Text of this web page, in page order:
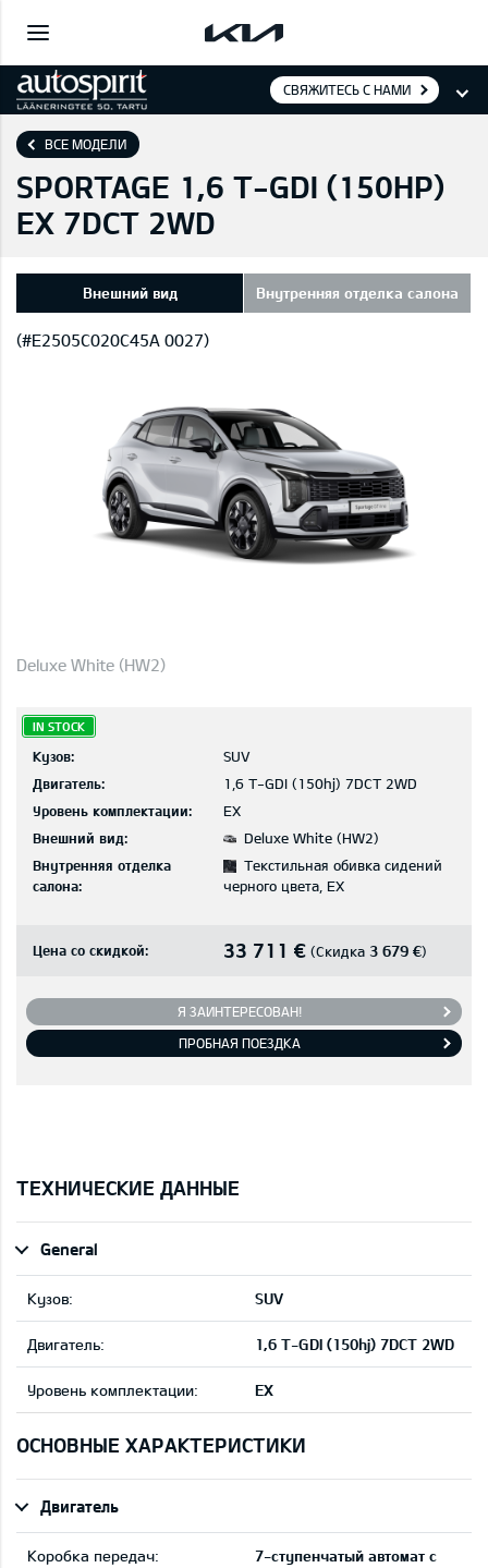
СВЯЖИТЕСЬ С НАМИ
ВСЕ МОДЕЛИ
SPORTAGE 1,6 T-GDI (150HP)
EX 7DCT 2WD
Внешний вид Внутренняя отделка салона
(#E2505C020C45A 0027)
Deluxe White (HW2)
IN STOCK
Кузов:
SUV
Двигатель:
1,6 T-GDI (150hj) 7DCT 2WD
Уровень комплектации:
EX
Внешний вид:
Deluxe White (HW2)
Внутренняя отделка
салона:
Текстильная обивка сидений
черного цвета, EX
Цена со скидкой: 33 711 € (Скидка 3 679 €)
Я ЗАИНТЕРЕСОВАН!
ПРОБНАЯ ПОЕЗДКА
ТЕХНИЧЕСКИЕ ДАННЫЕ
General
Кузов: SUV
Двигатель: 1,6 T-GDI (150hj) 7DCT 2WD
Уровень комплектации: EX
ОСНОВНЫЕ ХАРАКТЕРИСТИКИ
Двигатель
Коробка передач:
7-ступенчатый автомат с